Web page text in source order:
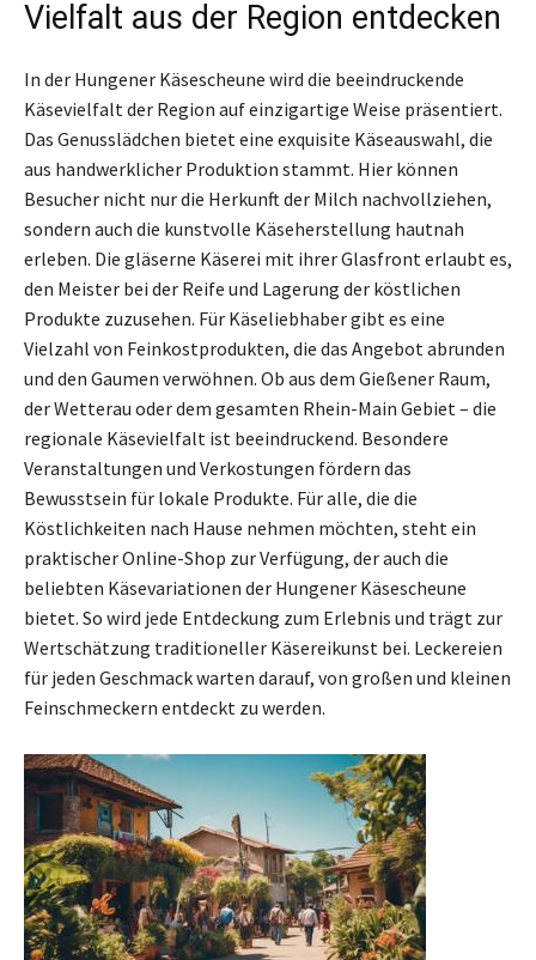
Vielfalt aus der Region entdecken
In der Hungener Käsescheune wird die beeindruckende
Käsevielfalt der Region auf einzigartige Weise präsentiert.
Das Genusslädchen bietet eine exquisite Käseauswahl, die
aus handwerklicher Produktion stammt. Hier können
Besucher nicht nur die Herkunft der Milch nachvollziehen,
sondern auch die kunstvolle Käseherstellung hautnah
erleben. Die gläserne Käserei mit ihrer Glasfront erlaubt es,
den Meister bei der Reife und Lagerung der köstlichen
Produkte zuzusehen. Für Käseliebhaber gibt es eine
Vielzahl von Feinkostprodukten, die das Angebot abrunden
und den Gaumen verwöhnen. Ob aus dem Gießener Raum,
der Wetterau oder dem gesamten Rhein-Main Gebiet – die
regionale Käsevielfalt ist beeindruckend. Besondere
Veranstaltungen und Verkostungen fördern das
Bewusstsein für lokale Produkte. Für alle, die die
Köstlichkeiten nach Hause nehmen möchten, steht ein
praktischer Online-Shop zur Verfügung, der auch die
beliebten Käsevariationen der Hungener Käsescheune
bietet. So wird jede Entdeckung zum Erlebnis und trägt zur
Wertschätzung traditioneller Käsereikunst bei. Leckereien
für jeden Geschmack warten darauf, von großen und kleinen
Feinschmeckern entdeckt zu werden.